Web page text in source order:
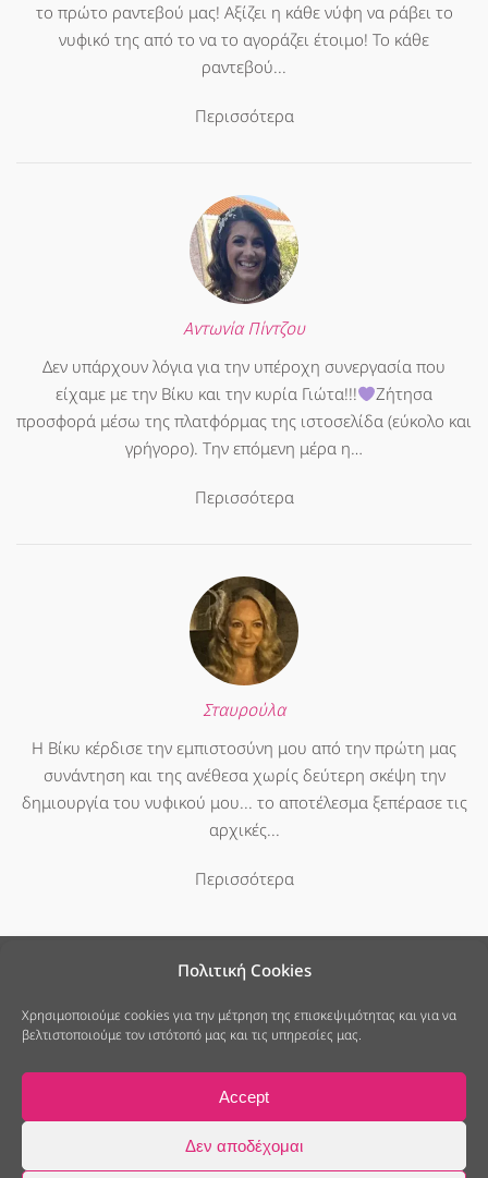
Πολιτική Cookies
Χρησιμοποιούμε cookies για την μέτρηση της επισκεψιμότητας και για να
βελτιστοποιούμε τον ιστότοπό μας και τις υπηρεσίες μας.
Accept
Δεν αποδέχομαι
το πρώτο ραντεβού μας! Αξίζει η κάθε νύφη να ράβει το
νυφικό της από το να το αγοράζει έτοιμο! Το κάθε
ραντεβού...
Περισσότερα
Αντωνία Πίντζου
Δεν υπάρχουν λόγια για την υπέροχη συνεργασία που
είχαμε με την Βίκυ και την κυρία Γιώτα!!!
Ζήτησα
προσφορά μέσω της πλατφόρμας της ιστοσελίδα (εύκολο και
γρήγορο). Την επόμενη μέρα η…
Περισσότερα
Σταυρούλα
Η Βίκυ κέρδισε την εμπιστοσύνη μου από την πρώτη μας
συνάντηση και της ανέθεσα χωρίς δεύτερη σκέψη την
δημιουργία του νυφικού μου... το αποτέλεσμα ξεπέρασε τις
αρχικές...
Περισσότερα
© 2014-2026 ModistraMou Νυφικά, all rights reserved.
Κατασκευή ΙστοσελίδωνWeb Builders